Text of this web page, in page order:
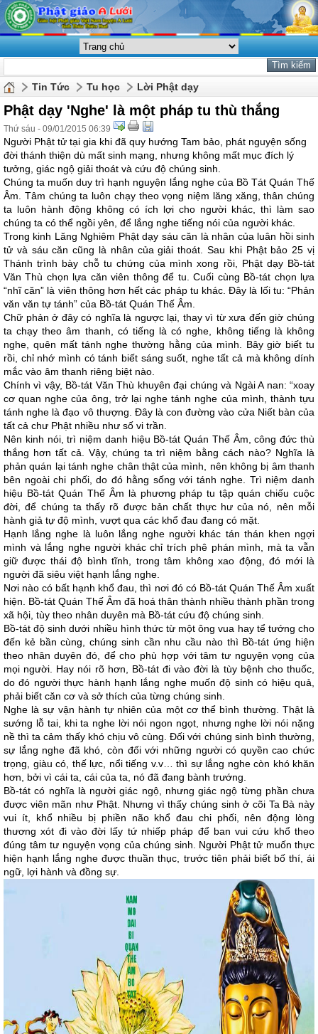
Tin Tức Tu học Lời Phật dạy
Phật dạy 'Nghe' là một pháp tu thù thắng
Thứ sáu - 09/01/2015 06:39
Người Phật tử tại gia khi đã quy hướng Tam bảo, phát nguyện sống
đời thánh thiện dù mất sinh mạng, nhưng không mất mục đích lý
tưởng, giác ngộ giải thoát và cứu độ chúng sinh.
Chúng ta muốn duy trì hạnh nguyện lắng nghe của Bồ Tát Quán Thế
Âm. Tâm chúng ta luôn chạy theo vọng niệm lăng xăng, thân chúng
ta luôn hành động không có ích lợi cho người khác, thì làm sao
chúng ta có thể ngồi yên, để lắng nghe tiếng nói của người khác.
Trong kinh Lăng Nghiêm Phật dạy sáu căn là nhân của luân hồi sinh
tử và sáu căn cũng là nhân của giải thoát. Sau khi Phật bảo 25 vị
Thánh trình bày chỗ tu chứng của mình xong rồi, Phật dạy Bồ-tát
Văn Thù chọn lựa căn viên thông để tu. Cuối cùng Bồ-tát chọn lựa
“nhĩ căn” là viên thông hơn hết các pháp tu khác. Đây là lối tu: “Phản
văn văn tự tánh” của Bồ-tát Quán Thế Âm.
Chữ phản ở đây có nghĩa là ngược lại, thay vì từ xưa đến giờ chúng
ta chạy theo âm thanh, có tiếng là có nghe, không tiếng là không
nghe, quên mất tánh nghe thường hằng của mình. Bây giờ biết tu
rồi, chỉ nhớ mình có tánh biết sáng suốt, nghe tất cả mà không dính
mắc vào âm thanh riêng biệt nào.
Chính vì vậy, Bồ-tát Văn Thù khuyên đại chúng và Ngài A nan: “xoay
cơ quan nghe của ông, trở lại nghe tánh nghe của mình, thành tựu
tánh nghe là đạo vô thượng. Đây là con đường vào cửa Niết bàn của
tất cả chư Phật nhiều như số vi trần.
Nên kinh nói, trì niệm danh hiệu Bồ-tát Quán Thế Âm, công đức thù
thắng hơn tất cả. Vậy, chúng ta trì niệm bằng cách nào? Nghĩa là
phản quán lại tánh nghe chân thật của mình, nên không bị âm thanh
bên ngoài chi phối, do đó hằng sống với tánh nghe. Trì niệm danh
hiệu Bồ-tát Quán Thế Âm là phương pháp tu tập quán chiếu cuộc
đời, để chúng ta thấy rõ được bản chất thực hư của nó, nên mỗi
hành giả tự độ mình, vượt qua các khổ đau đang có mặt.
Hạnh lắng nghe là luôn lắng nghe người khác tán thán khen ngợi
mình và lắng nghe người khác chỉ trích phê phán mình, mà ta vẫn
giữ được thái độ bình tĩnh, trong tâm không xao động, đó mới là
người đã siêu việt hạnh lắng nghe.
Nơi nào có bất hạnh khổ đau, thì nơi đó có Bồ-tát Quán Thế Âm xuất
hiện. Bồ-tát Quán Thế Âm đã hoá thân thành nhiều thành phần trong
xã hội, tùy theo nhân duyên mà Bồ-tát cứu độ chúng sinh.
Bồ-tát độ sinh dưới nhiều hình thức từ một ông vua hay tể tướng cho
đến kẻ bần cùng, chúng sinh cần nhu cầu nào thì Bồ-tát ứng hiện
theo nhân duyên đó, để cho phù hợp với tâm tư nguyện vọng của
mọi người. Hay nói rõ hơn, Bồ-tát đi vào đời là tùy bệnh cho thuốc,
do đó người thực hành hạnh lắng nghe muốn độ sinh có hiệu quả,
phải biết căn cơ và sở thích của từng chúng sinh.
Nghe là sự vận hành tự nhiên của một cơ thể bình thường. Thật là
sướng lỗ tai, khi ta nghe lời nói ngon ngọt, nhưng nghe lời nói nặng
nề thì ta cảm thấy khó chịu vô cùng. Đối với chúng sinh bình thường,
sự lắng nghe đã khó, còn đối với những người có quyền cao chức
trọng, giàu có, thế lực, nổi tiếng v.v… thì sự lắng nghe còn khó khăn
hơn, bởi vì cái ta, cái của ta, nó đã đang bành trướng.
Bồ-tát có nghĩa là người giác ngộ, nhưng giác ngộ từng phần chưa
được viên mãn như Phật. Nhưng vì thấy chúng sinh ở cõi Ta Bà này
vui ít, khổ nhiều bị phiền não khổ đau chi phối, nên động lòng
thương xót đi vào đời lấy tứ nhiếp pháp để ban vui cứu khổ theo
đúng tâm tư nguyện vọng của chúng sinh. Người Phật tử muốn thực
hiện hạnh lắng nghe được thuần thục, trước tiên phải biết bố thí, ái
ngữ, lợi hành và đồng sự.